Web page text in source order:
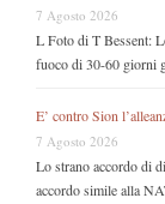
7 Agosto 2026
L Foto di T Bessent:
fuoco di 30-60 giorni
E’ contro Sion
7 Agosto 2026
Lo strano accordo di
accordo simile alla